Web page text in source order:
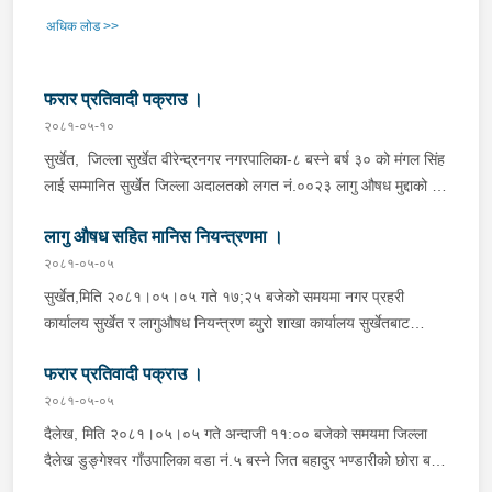
फरार प्रतिवादी पक्राउ ।
२०८१-०५-१०
सुर्खेत, जिल्ला सुर्खेत वीरेन्द्रनगर नगरपालिका-८ बस्ने बर्ष ३० को मंगल सिंह
लाई सम्मानित सुर्खेत जिल्ला अदालतको लगत नं.००२३ लागु औषध मुद्दाको १
फरार प्रतिवादी लाई जिल्ला प्रहरी कार्यालय सुर्खेतबाट खटिएको प्रहरी टोली
र लागूऔषध नियन्त्रण ब्युरो शाखा कार्यालय सुर्खेतबाट खटिएको प्रहरी
टोलिले पक्राउ गरी सम्मानित सुर्खेत जिल्ला अदालतमा पेश गर्ने कार्य भईरहेको
।
लागु औषध सहित मानिस नियन्त्रणमा ।
२०८१-०५-०५
सुर्खेत,मिति २०८१।०५।०५ गते १७;२५ बजेको समयमा नगर प्रहरी
कार्यालय सुर्खेत र लागुऔषध नियन्त्रण ब्युरो शाखा कार्यालय सुर्खेतबाट
भई हाल जिल्ला सुर्खेत बिरेन्द्रनगर नगरपलिका-१० बसपार्क स्थित संगिता
खाजाघर संचालन गर्दै आएकी बर्ष ३९ की संगिता कार्कीलाई चेक जाँच गर्ने
क्रममा निजको साथबाट १० पुडिया (नाप तौल गर्दा शुद्ध २५० मिलिग्राम )
ला.औ.ब्राउन सुगर जस्तो देखिने धुलो पदार्थ सहित निजलाई नियन्त्रणमा लिई
फरार प्रतिवादी पक्राउ ।
२०८१-०५-०५
दैलेख, मिति २०८१।०५।०५ गते अन्दाजी ११:०० बजेको समयमा जिल्ला
दैलेख डुङ्गेश्वर गाँउपालिका वडा नं.५ बस्ने जित बहादुर भण्डारीको छोरा बर्ष
अधिक लोड >>